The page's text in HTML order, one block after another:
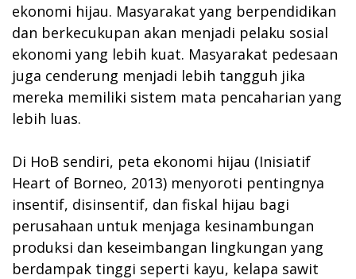
ekonomi hijau. Masyarakat yang berpendidikan
dan berkecukupan akan menjadi pelaku sosial
ekonomi yang lebih kuat. Masyarakat pedesaan
juga cenderung menjadi lebih tangguh jika
mereka memiliki sistem mata pencaharian yang
lebih luas.
Di HoB sendiri, peta ekonomi hijau (Inisiatif
Heart of Borneo, 2013) menyoroti pentingnya
insentif, disinsentif, dan fiskal hijau bagi
perusahaan untuk menjaga kesinambungan
produksi dan keseimbangan lingkungan yang
berdampak tinggi seperti kayu, kelapa sawit